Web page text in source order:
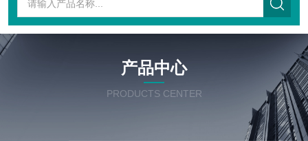
产品中心
PRODUCTS CENTER